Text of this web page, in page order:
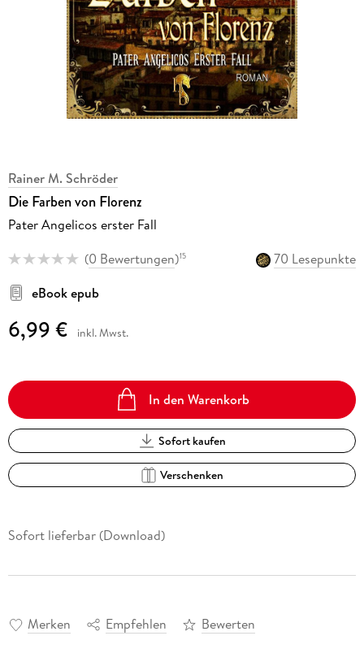
Rainer M. Schröder
Die Farben von Florenz
Pater Angelicos erster Fall
(0 Bewertungen)15
70 Lesepunkte
eBook epub
6,99 € inkl. Mwst.
In den Warenkorb
Sofort kaufen
Verschenken
Sofort lieferbar (Download)
Merken Empfehlen Bewerten